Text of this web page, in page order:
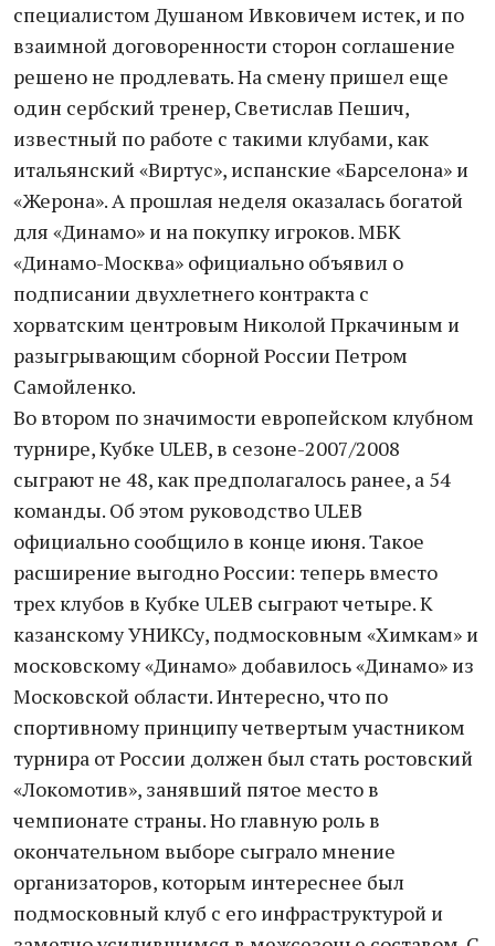
специалистом Душаном Ивковичем истек, и по
взаимной договоренности сторон соглашение
решено не продлевать. На смену пришел еще
один сербский тренер, Светислав Пешич,
известный по работе с такими клубами, как
итальянский «Виртус», испанские «Барселона» и
«Жерона». А прошлая неделя оказалась богатой
для «Динамо» и на покупку игроков. МБК
«Динамо-Москва» официально объявил о
подписании двухлетнего контракта с
хорватским центровым Николой Пркачиным и
разыгрывающим сборной России Петром
Самойленко.
Во втором по значимости европейском клубном
турнире, Кубке ULEB, в сезоне-2007/2008
сыграют не 48, как предполагалось ранее, а 54
команды. Об этом руководство ULEB
официально сообщило в конце июня. Такое
расширение выгодно России: теперь вместо
трех клубов в Кубке ULEB сыграют четыре. К
казанскому УНИКСу, подмосковным «Химкам» и
московскому «Динамо» добавилось «Динамо» из
Московской области. Интересно, что по
спортивному принципу четвертым участником
турнира от России должен был стать ростовский
«Локомотив», занявший пятое место в
чемпионате страны. Но главную роль в
окончательном выборе сыграло мнение
организаторов, которым интереснее был
подмосковный клуб с его инфраструктурой и